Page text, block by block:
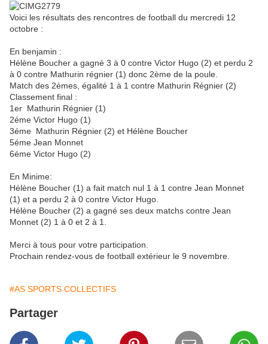
Voici les résultats des rencontres de football du mercredi 12
octobre :
En benjamin :
Hélène Boucher a gagné 3 à 0 contre Victor Hugo (2) et perdu 2
à 0 contre Mathurin régnier (1) donc 2ème de la poule.
Match des 2èmes, égalité 1 à 1 contre Mathurin Régnier (2)
Classement final :
1er Mathurin Régnier (1)
2éme Victor Hugo (1)
3éme Mathurin Régnier (2) et Hélène Boucher
5éme Jean Monnet
6éme Victor Hugo (2)
En Minime:
Hélène Boucher (1) a fait match nul 1 à 1 contre Jean Monnet
(1) et a perdu 2 à 0 contre Victor Hugo.
Hélène Boucher (2) a gagné ses deux matchs contre Jean
Monnet (2) 1 à 0 et 2 à 1.
Merci à tous pour votre participation.
Prochain rendez-vous de football extérieur le 9 novembre.
#AS SPORTS COLLECTIFS
Partager